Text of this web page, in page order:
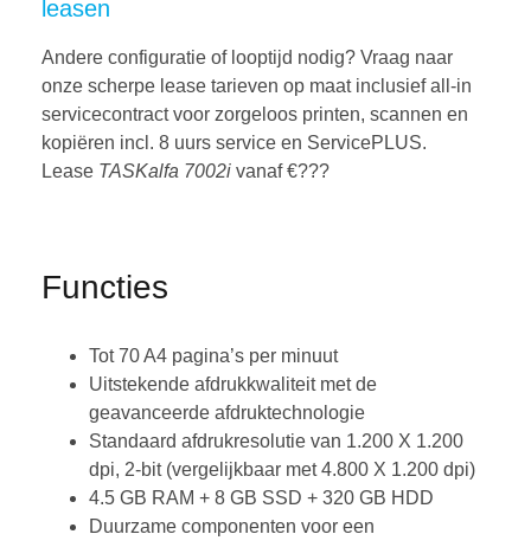
leasen
Andere configuratie of looptijd nodig? Vraag naar
onze scherpe lease tarieven op maat inclusief all-in
servicecontract voor zorgeloos printen, scannen en
kopiëren incl. 8 uurs service en ServicePLUS.
Lease TASKalfa 7002i vanaf €???
Functies
Tot 70 A4 pagina’s per minuut
Uitstekende afdrukkwaliteit met de
geavanceerde afdruktechnologie
Standaard afdrukresolutie van 1.200 X 1.200
dpi, 2-bit (vergelijkbaar met 4.800 X 1.200 dpi)
4.5 GB RAM + 8 GB SSD + 320 GB HDD
Duurzame componenten voor een